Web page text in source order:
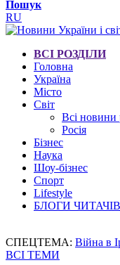
Пошук
RU
ВСІ РОЗДІЛИ
Головна
Україна
Місто
Світ
Всі новини
Росія
Бізнес
Наука
Шоу-бізнес
Спорт
Lifestyle
БЛОГИ ЧИТАЧІВ
СПЕЦТЕМА: Війна в
ВСІ ТЕМИ